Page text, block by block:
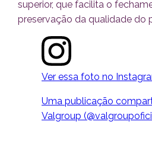
superior, que facilita o
preservação da qualidade do
Ver essa foto no
Uma publicação
Valgroup